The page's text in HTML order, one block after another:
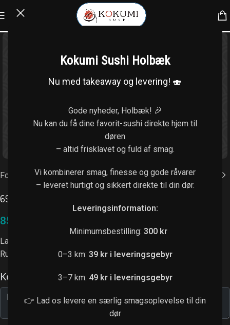
Kokumi Sushi Holbæk
Nu med takeaway og levering! 🍣
Gode nyheder, Holbæk! 🎉
Nu kan du få dine favorit-sushi direkte hjem til
døren
– altid frisklavet og fuld af smag.
Vi kombinerer smag, finesse og gode råvarer
– leveret hurtigt og sikkert direkte til din dør.
Leveringsinformation:
Minimumsbestilling: 300 kr
0–3 km: 39 kr i leveringsgebyr
3–7 km: 49 kr i leveringsgebyr
👉 Lad os levere en særlig smagsoplevelse til din
dør
Forside Uramaki (8 stk.)
69.Alaska
85,00
Laks, avocado, agurk, cream cheese
Rullet i tobiko